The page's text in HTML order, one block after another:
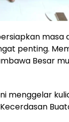
masa
penting.
Besar
menggelar